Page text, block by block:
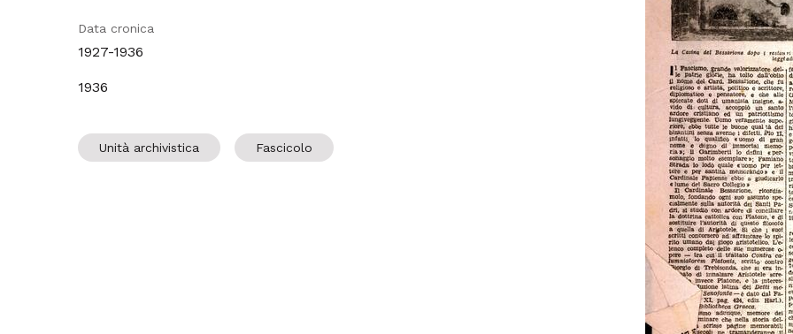
Data cronica
1927-1936
1936
Unità archivistica Fascicolo